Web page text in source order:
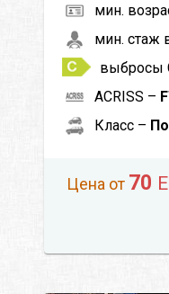
мин.
мин. стаж
выбросы
ACRISS –
Класс –
Цена от 70